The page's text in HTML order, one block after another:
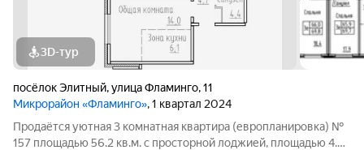
3D-тур
посёлок Элитный,улица Фламинго,11
Микрорайон «Фламинго», 1 квартал 2024
Продаётся уютная 3 комнатная квартира (европланировка) №
157 площадью 56.2 кв.м. с просторной лоджией, площадью 4.2